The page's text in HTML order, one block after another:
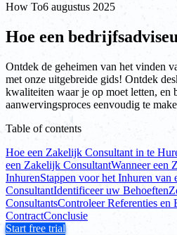
How To6 augustus 2025
Hoe een
Ontdek de geheimen van het vinden
met onze uitgebreide gids! Ontdek
kwaliteiten waar je op moet letten, en
aanwervingsproces eenvoudig te
Table of contents
Hoe een Zakelijk Consultant in te
een Zakelijk ConsultantWanneer een
InhurenStappen voor het Inhuren van
ConsultantIdentificeer uw Behoeften
ConsultantsControleer Referenties en
ContractConclusie
Start free trial